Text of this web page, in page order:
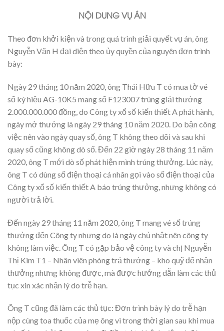
NỘI DUNG VỤ ÁN
Theo đơn khởi kiện và trong quá trình giải quyết vụ án, ông
Nguyễn Văn H đại diện theo ủy quyền của nguyên đơn trình
bày:
Ngày 29 tháng 10 năm 2020, ông Thái Hữu T có mua tờ vé
số ký hiệu AG-10K5 mang số F123007 trúng giải thưởng
2.000.000.000 đồng, do Công ty xổ số kiến thiết A phát hành,
ngày mở thưởng là ngày 29 tháng 10 năm 2020. Do bận công
việc nên vào ngày quay số, ông T không theo dõi và sau khi
quay số cũng không dò số. Đến 22 giờ ngày 28 tháng 11 năm
2020, ông T mới dò số phát hiện mình trúng thưởng. Lúc này,
ông T có dùng số điện thoại cá nhân gọi vào số điện thoại của
Công ty xổ số kiến thiết A báo trúng thưởng, nhưng không có
người trả lời.
Đến ngày 29 tháng 11 năm 2020, ông T mang vé số trúng
thưởng đến Công ty nhưng do là ngày chủ nhật nên công ty
không làm việc. Ông T có gặp bảo vệ công ty và chị Nguyễn
Thị Kim T1 – Nhân viên phòng trả thưởng – kho quỹ để nhận
thưởng nhưng không được, mà được hướng dẫn làm các thủ
tục xin xác nhận lý do trễ hạn.
Ông T cũng đã làm các thủ tục: Đơn trình bày lý do trễ hạn
nộp cùng toa thuốc của mẹ ông vì trong thời gian sau khi mua